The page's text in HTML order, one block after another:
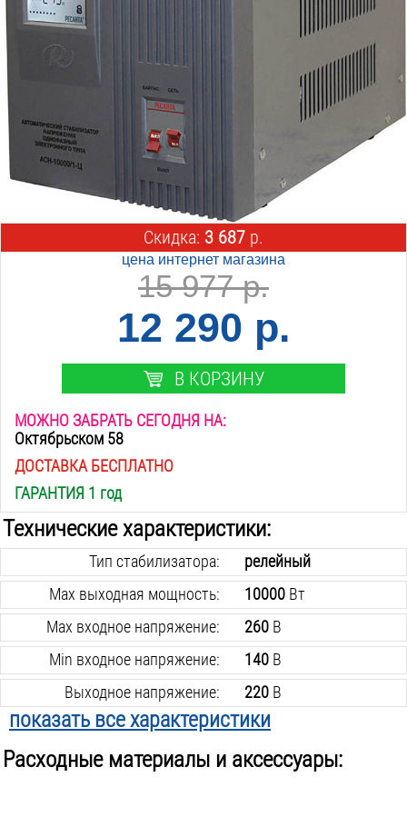
Скидка: 3 687 р.
цена интернет магазина
15 977 р.
12 290 р.
В КОРЗИНУ
МОЖНО ЗАБРАТЬ СЕГОДНЯ НА:
Октябрьском 58
ДОСТАВКА БЕСПЛАТНО
ГАРАНТИЯ 1 год
Технические характеристики:
Тип стабилизатора:
релейный
Max выходная мощность:
10000Вт
Max входное напряжение:
260В
Min входное напряжение:
140В
Выходное напряжение:
220В
Погрешность выходного напряжения:
8%
Время срабатывания:
6мсек
показать все характеристики
Расходные материалы и аксессуары: